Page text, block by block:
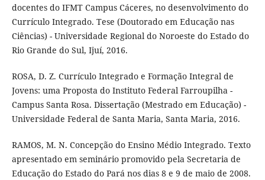
docentes do IFMT Campus Cáceres, no desenvolvimento do
Currículo Integrado. Tese (Doutorado em Educação nas
Ciências) - Universidade Regional do Noroeste do Estado do
Rio Grande do Sul, Ijuí, 2016.
ROSA, D. Z. Currículo Integrado e Formação Integral de
Jovens: uma Proposta do Instituto Federal Farroupilha -
Campus Santa Rosa. Dissertação (Mestrado em Educação) -
Universidade Federal de Santa Maria, Santa Maria, 2016.
RAMOS, M. N. Concepção do Ensino Médio Integrado. Texto
apresentado em seminário promovido pela Secretaria de
Educação do Estado do Pará nos dias 8 e 9 de maio de 2008.